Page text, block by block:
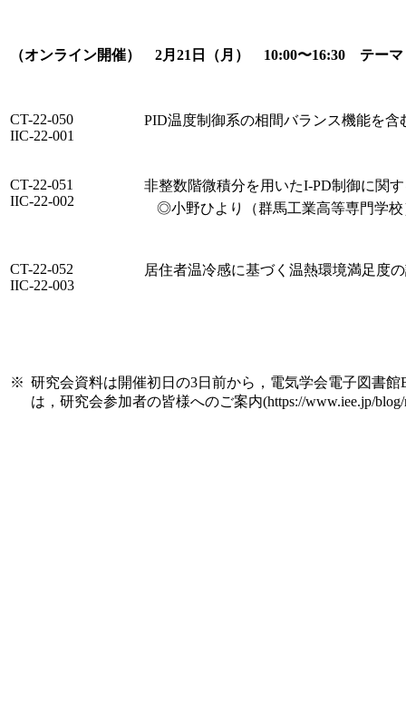
（オンライン開催） 2月21日（月） 10:00〜16:30 テーマ
CT-22-050
IIC-22-001
PID温度制御系の相間バランス機能を含
CT-22-051
IIC-22-002
非整数階微積分を用いたI-PD制御に関
◎小野ひより（群馬工業高等専門学
CT-22-052
IIC-22-003
居住者温冷感に基づく温熱環境満足度
※ 研究会資料は開催初日の3日前から，電気学会電子図書館
は，研究会参加者の皆様へのご案内(https://www.iee.jp/